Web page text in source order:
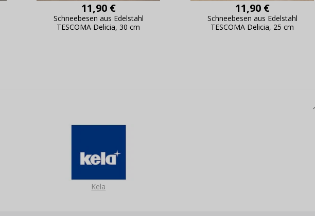
11,90 €
Schneebesen aus Edelstahl
TESCOMA Delicia, 30 cm
11,90 €
Schneebesen aus Edelstahl
TESCOMA Delicia, 25 cm
Kela